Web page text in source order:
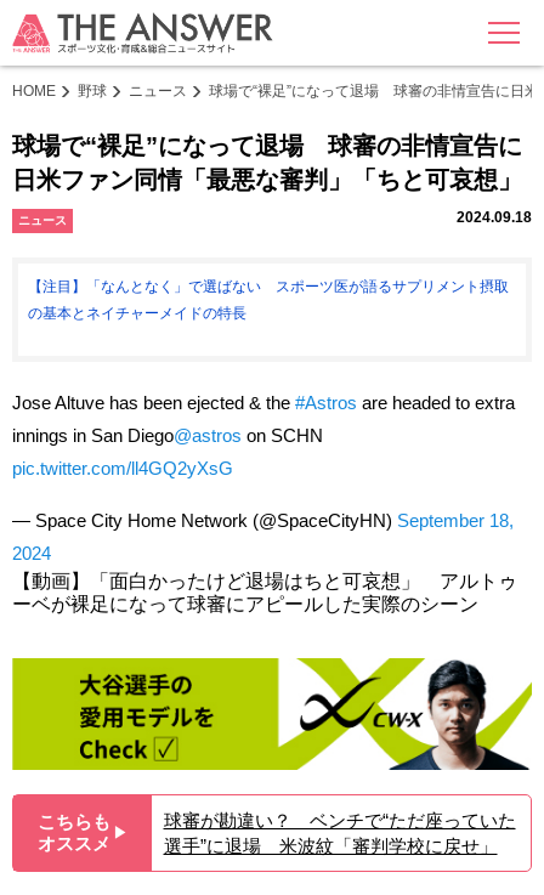
MENU
HOME 野球 ニュース 球場で“裸足”になって退場 球審の非情宣告に日
球場で“裸足”になって退場 球審の非情宣告に
日米ファン同情「最悪な審判」「ちと可哀想」
ニュース 2024.09.18
【注目】「なんとなく」で選ばない スポーツ医が語るサプリメント摂取
の基本とネイチャーメイドの特長
Jose Altuve has been ejected & the #Astros are headed to extra
innings in San Diego@astros on SCHN
pic.twitter.com/ll4GQ2yXsG
— Space City Home Network (@SpaceCityHN) September 18,
2024
【動画】「面白かったけど退場はちと可哀想」 アルトゥ
ーベが裸足になって球審にアピールした実際のシーン
こちらも
オススメ ▶︎
球審が勘違い？ ベンチで“ただ座っていた
選手”に退場 米波紋「審判学校に戻せ」